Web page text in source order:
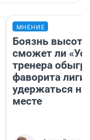
МНЕНИЕ
Боязнь
сможет ли
тренера
фаворита лиги
удержаться
месте